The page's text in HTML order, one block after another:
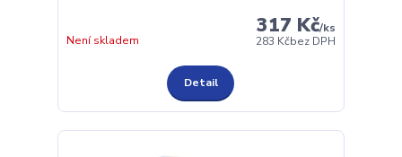
317 Kč/ks
283 Kčbez DPH
Není skladem
Detail